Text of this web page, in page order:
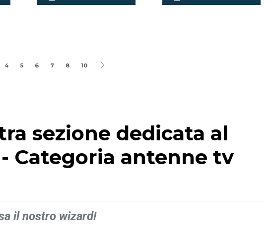
4 5 6 7 8 10
sezione dedicata al
Categoria antenne tv
il nostro wizard!